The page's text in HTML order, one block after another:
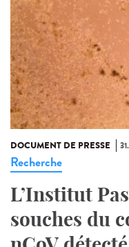
DOCUMENT DE PRESSE
Recherche
L’Institut
souches du